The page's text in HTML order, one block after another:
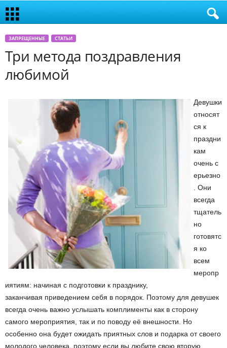
ЗАПРЕЩЕННЫЕ СТАТЬИ
Три метода поздравления
любимой
Девушки
относят
ся к
праздни
кам
очень с
ерьезно
. Они
всегда
тщатель
но
готовятс
я ко
всем
меропр
иятиям: начиная с подготовки к празднику,
заканчивая приведением себя в порядок. Поэтому для девушек
всегда очень важно услышать комплименты как в сторону
самого мероприятия, так и по поводу её внешности. Но
особенно она будет ожидать приятных слов и подарка от своего
молодого человека, поэтому если вы любите свою вторую